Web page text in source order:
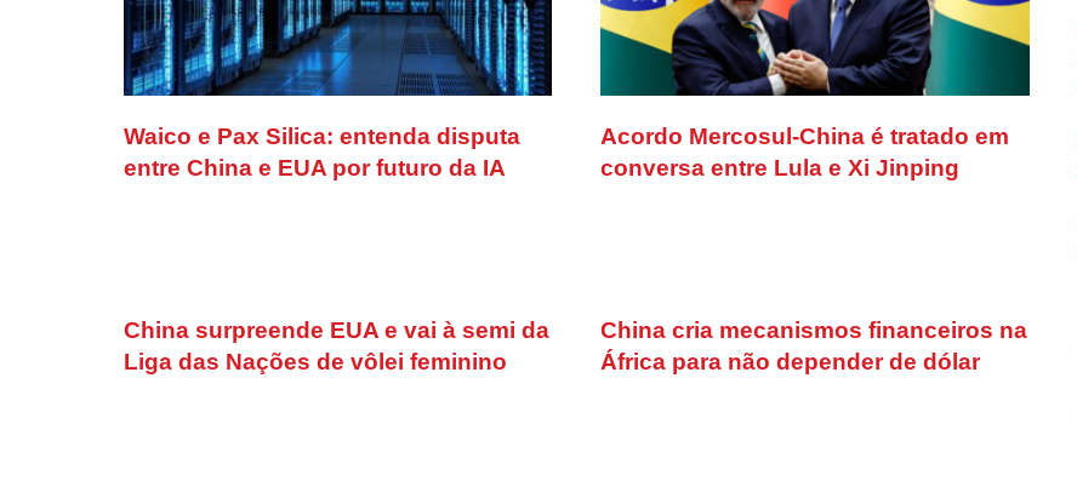
Waico e Pax Silica: entenda disputa
entre China e EUA por futuro da IA
Acordo Mercosul-China é tratado em
conversa entre Lula e Xi Jinping
China surpreende EUA e vai à semi da
Liga das Nações de vôlei feminino
China cria mecanismos financeiros na
África para não depender de dólar